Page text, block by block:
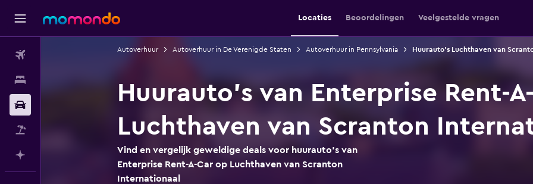
Locaties Beoordelingen Veelgestelde vragen
Autoverhuur Autoverhuur in De Verenigde Staten Autoverhuur in Pennsylvania Huurauto's Luchthaven van
Huurauto's van Enterprise Rent-
Luchthaven van Scranton
Vind en vergelijk geweldige deals voor huurauto's van
Enterprise Rent-A-Car op Luchthaven van Scranton
Internationaal